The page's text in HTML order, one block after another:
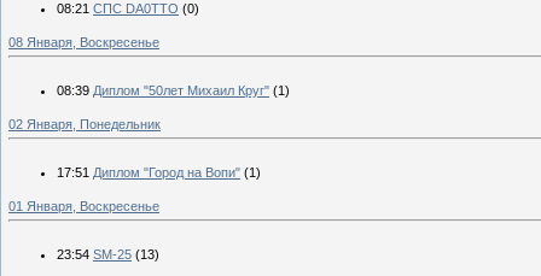
08:21 СПС DA0TTO (0)
08 Января, Воскресенье
08:39 Диплом "50лет Михаил Круг" (1)
02 Января, Понедельник
17:51 Диплом "Город на Вопи" (1)
01 Января, Воскресенье
23:54 SM-25 (13)